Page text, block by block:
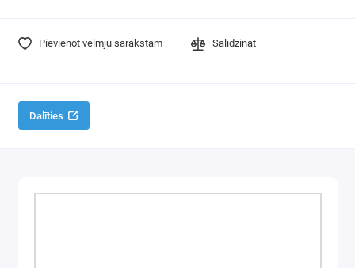
Vices
Pievienot vēlmju sarakstam Salīdzināt
Dalīties